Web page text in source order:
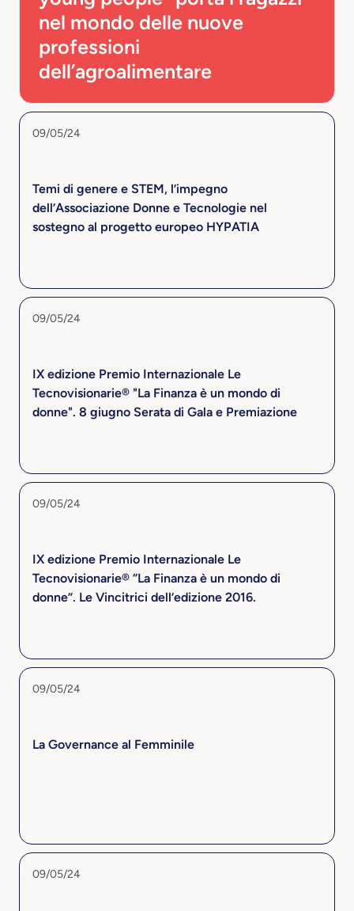
nel mondo delle nuove
professioni
dell’agroalimentare
09/05/24
Temi di genere e STEM, l’impegno
dell’Associazione Donne e Tecnologie nel
sostegno al progetto europeo HYPATIA
09/05/24
IX edizione Premio Internazionale Le
Tecnovisionarie® "La Finanza è un mondo di
donne". 8 giugno Serata di Gala e Premiazione
09/05/24
IX edizione Premio Internazionale Le
Tecnovisionarie® “La Finanza è un mondo di
donne”. Le Vincitrici dell’edizione 2016.
09/05/24
La Governance al Femminile
09/05/24